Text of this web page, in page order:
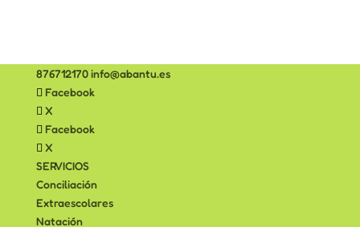
876712170info@abantu.es
Facebook
X
Facebook
X
SERVICIOS
Conciliación
Extraescolares
Natación